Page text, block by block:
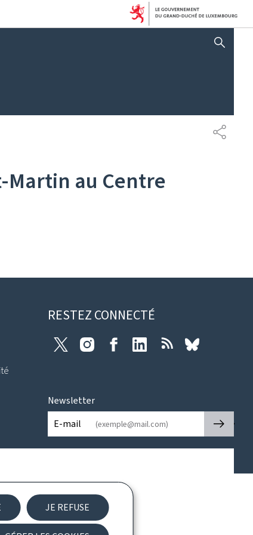
JE REFUSE
AFFICHER / MASQUER
Martin au Centre
RESTEZ CONNECTÉ
Twitter InstagramFacebookLinkedIn RSS
Newsletter
E-mail
🡒